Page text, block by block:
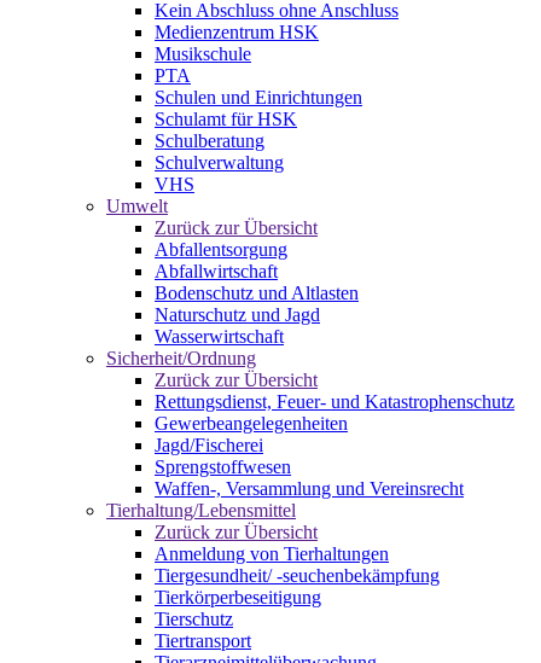
Kein Abschluss ohne Anschluss
Medienzentrum HSK
Musikschule
PTA
Schulen und Einrichtungen
Schulamt für HSK
Schulberatung
Schulverwaltung
VHS
Umwelt
Zurück zur Übersicht
Abfallentsorgung
Abfallwirtschaft
Bodenschutz und Altlasten
Naturschutz und Jagd
Wasserwirtschaft
Sicherheit/Ordnung
Zurück zur Übersicht
Rettungsdienst, Feuer- und Katastrophenschutz
Gewerbeangelegenheiten
Jagd/Fischerei
Sprengstoffwesen
Waffen-, Versammlung und Vereinsrecht
Tierhaltung/Lebensmittel
Zurück zur Übersicht
Anmeldung von Tierhaltungen
Tiergesundheit/ -seuchenbekämpfung
Tierkörperbeseitigung
Tierschutz
Tiertransport